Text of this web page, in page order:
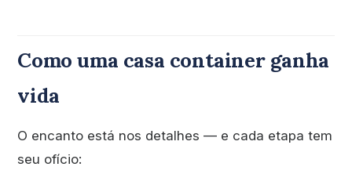
Como uma casa container ganha
vida
O encanto está nos detalhes — e cada etapa tem
seu ofício: